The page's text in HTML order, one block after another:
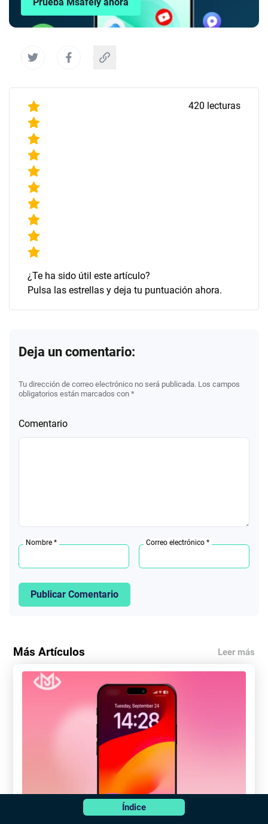
Índice
420 lecturas
¿Te ha sido útil este artículo?
Pulsa las estrellas y deja tu puntuación ahora.
Deja un comentario:
Tu dirección de correo electrónico no será publicada. Los campos
obligatorios están marcados con *
Comentario
Nombre * Correo electrónico *
Publicar Comentario
Más Artículos Leer más
4 formas de acceder a un iPhone bloqueado